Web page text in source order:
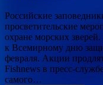
Российские
просветительские
охране морских
к Всемирному дню
февраля. Акции
Fishnews в пресс-
самого…